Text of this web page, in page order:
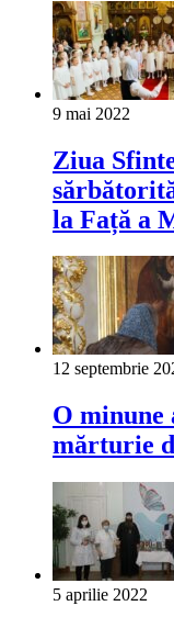
9 mai 2022
Ziua
la Față a
12 septembrie
O
mărturie
5 aprilie 2022